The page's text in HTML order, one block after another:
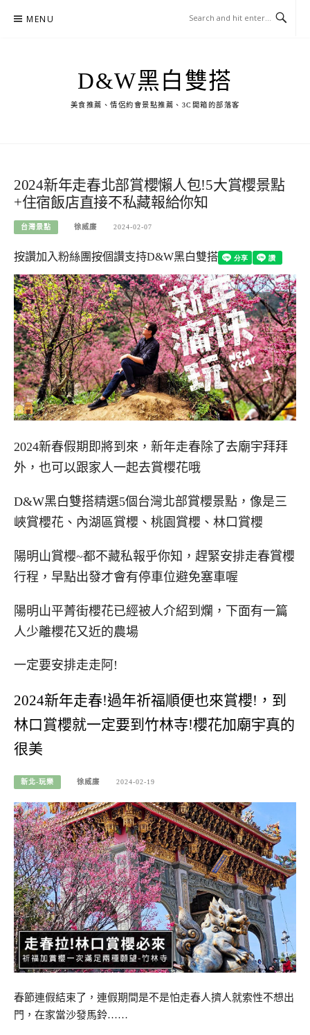
MENU
D&W黑白雙搭
美食推薦、情侶約會景點推薦、3C開箱的部落客
2024新年走春北部賞櫻懶人包!5大賞櫻景點
+住宿飯店直接不私藏報給你知
台灣景點 徐威廉 2024-02-07
按讚加入粉絲團按個讚支持D&W黑白雙搭
2024新春假期即將到來，新年走春除了去廟宇拜拜
外，也可以跟家人一起去賞櫻花哦
D&W黑白雙搭精選5個台灣北部賞櫻景點，像是三
峽賞櫻花、內湖區賞櫻、桃園賞櫻、林口賞櫻
陽明山賞櫻~都不藏私報乎你知，趕緊安排走春賞櫻
行程，早點出發才會有停車位避免塞車喔
陽明山平菁街櫻花已經被人介紹到爛，下面有一篇
人少離櫻花又近的農場
一定要安排走走阿!
2024新年走春!過年祈福順便也來賞櫻!，到
林口賞櫻就一定要到竹林寺!櫻花加廟宇真的
很美
新北-玩樂 徐威廉 2024-02-19
春節連假結束了，連假期間是不是怕走春人擠人就索性不想出
門，在家當沙發馬鈴……